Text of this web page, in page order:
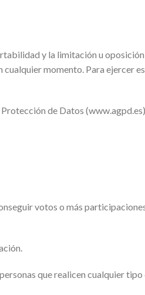
y la limitación u
momento. Para ejercer
de Datos
votos o más
que realicen cualquier